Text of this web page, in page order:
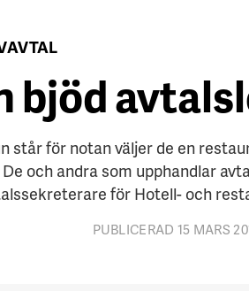
bjöd
står för notan väljer de en
och andra som upphandlar
för Hotell- och
PUBLICERAD 15 MARS